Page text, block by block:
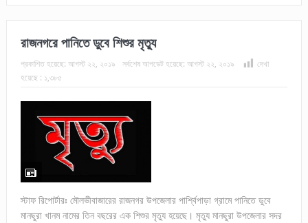
রাজনগরে পানিতে ডুবে শিশুর মৃত্যু
প্রকাশিত হয়েছে: আগস্ট ২২, ২০১৯ সর্বশেষ আপডেট হয়েছে: আগস্ট ২২, ২০১৯
দেখা
হয়েছে : ১,৩৮৫
স্টাফ রিপোর্টারঃ মৌলভীবাজারের রাজনগর উপজেলার পার্শ্বিপাড়া গ্রামে পানিতে ডুবে
মানছুরা খানম নামের তিন বছরের এক শিশুর মৃত্যু হয়েছে। মৃত্যু মানছুরা উপজেলার সদর